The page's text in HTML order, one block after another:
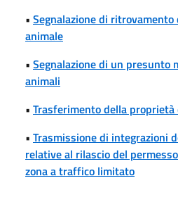
• Segnalazione di ritrovamento
animale
• Segnalazione di un presunto
animali
• Trasferimento della proprietà
• Trasmissione di integrazioni
relative al rilascio del
zona a traffico limitato